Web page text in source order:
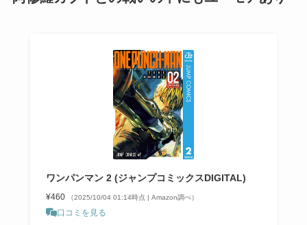
ワンパンマン 2 (ジャンプコミックスDIGITAL)
¥460 （2025/10/04 01:14時点 | Amazon調べ）
口コミを見る